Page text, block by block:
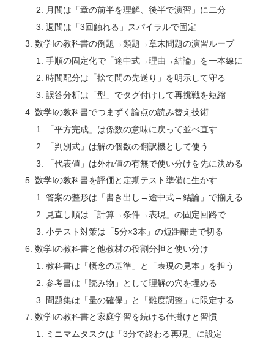
月間は「章の前半を理解、後半で演習」に二分
週間は「3回触れる」スパイラルで固定
数学Iの教科書の例題→類題→章末問題の演習ループ
手順の固定化で「途中式→理由→結論」を一本線に
時間配分は「捨て問の先送り」を明示して守る
誤答分析は「型」でタグ付けして再挑戦を短縮
数学Iの教科書でつまずく論点の読み替え技術
「平方完成」は係数の意味に戻って並べ直す
「判別式」は解の個数の翻訳機として使う
「代表値」は外れ値の有無で使い分けを先に決める
数学Iの教科書を評価と定期テスト準備に生かす
答案の整形は「書き出し→途中式→結論」で揃える
見直し順は「計算→条件→表現」の固定回路で
小テスト対策は「5分×3本」の短距離走で切る
数学Iの教科書と他教材の役割分担と使い分け
教科書は「概念の基準」と「表現の見本」を担う
参考書は「読み物」として理解の穴を埋める
問題集は「量の確保」と「難度調整」に限定する
数学Iの教科書と家庭学習を続ける仕掛けと習慣
ミニマムタスクは「3分で終わる再現」に設定